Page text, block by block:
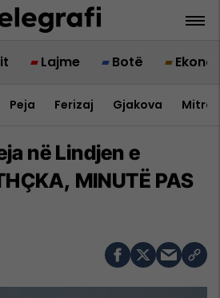
Lajme Botë
Peja Ferizaj Gjakova
në Lindjen e
MINUTË PAS